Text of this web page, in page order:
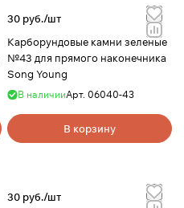
30 руб./шт
Карборундовые камни зеленые
№43 для прямого наконечника
Song Young
В наличииАрт. 06040-43
В корзину
30 руб./шт